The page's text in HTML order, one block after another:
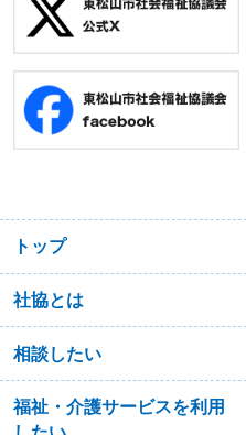
トップ
社協とは
相談したい
福祉・介護サービスを利用